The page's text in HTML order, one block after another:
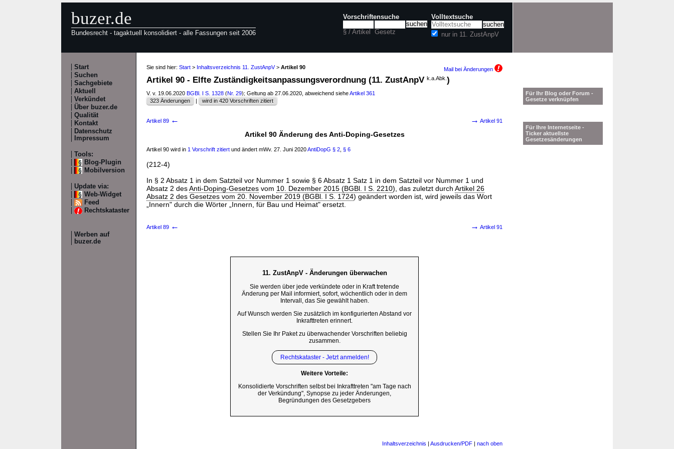
buzer.de
Bundesrecht - tagaktuell konsolidiert - alle Fassungen seit 2006
Vorschriftensuche
§ / Artikel Gesetz
Volltextsuche
nur in 11. ZustAnpV
Start
Suchen
Sachgebiete
Aktuell
Verkündet
Über buzer.de
Qualität
Kontakt
Datenschutz
Impressum
Tools:
Blog-Plugin
Mobilversion
Update via:
Web-Widget
Feed
Rechtskataster
Werben auf
buzer.de
Sie sind hier: Start > Inhaltsverzeichnis 11. ZustAnpV> Artikel 90 Mail bei Änderungen
Artikel 90 - Elfte Zuständigkeitsanpassungsverordnung (11. ZustAnpV k.a.Abk. )
V. v. 19.06.2020 BGBl. I S. 1328 (Nr. 29); Geltung ab 27.06.2020, abweichend sieheArtikel 361
323 Änderungen
| wird in 420 Vorschriften zitiert
Artikel 89 ← → Artikel 91
Artikel 90 Änderung des Anti-Doping-Gesetzes
Artikel 90 wird in 1 Vorschrift zitiert und ändert mWv. 27. Juni 2020AntiDopG § 2 § 6
(212-4)
In § 2 Absatz 1 in dem Satzteil vor Nummer 1 sowie § 6 Absatz 1 Satz 1 in dem Satzteil vor Nummer 1 und
Absatz 2 desAnti-Doping-Gesetzes vom 10. Dezember 2015 (BGBl. I S. 2210), das zuletzt durch Artikel 26
Absatz 2 des Gesetzes vom 20. November 2019 (BGBl. I S. 1724) geändert worden ist, wird jeweils das Wort
„Innern" durch die Wörter „Innern, für Bau und Heimat" ersetzt.
Artikel 89 ← → Artikel 91
11. ZustAnpV - Änderungen überwachen
Sie werden über jede verkündete oder in Kraft tretende
Änderung per Mail informiert, sofort, wöchentlich oder in dem
Intervall, das Sie gewählt haben.
Auf Wunsch werden Sie zusätzlich im konfigurierten Abstand vor
Inkrafttreten erinnert.
Stellen Sie Ihr Paket zu überwachender Vorschriften beliebig
zusammen.
Rechtskataster - Jetzt anmelden!
Weitere Vorteile:
Konsolidierte Vorschriften selbst bei Inkrafttreten "am Tage nach
der Verkündung", Synopse zu jeder Änderungen,
Begründungen des Gesetzgebers
Inhaltsverzeichnis | Ausdrucken/PDF | nach oben
Für Ihr Blog oder Forum -
Gesetze verknüpfen
Für Ihre Internetseite -
Ticker aktuellste
Gesetzesänderungen